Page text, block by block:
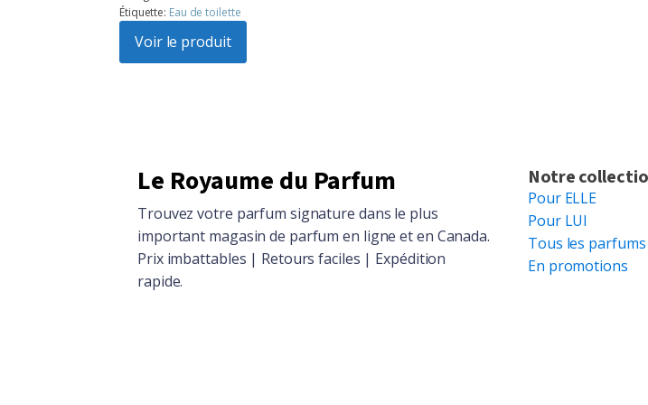
initial
était :
$104.86.
actuel
est :
$94.15.
Étiquette: Eau de toilette
Voir le produit
Le Royaume du Parfum
Trouvez votre parfum signature dans le plus
important magasin de parfum en ligne et en Canada.
Prix imbattables | Retours faciles | Expédition
rapide.
Notre
Pour ELLE
Pour LUI
Tous les parfums
En promotions